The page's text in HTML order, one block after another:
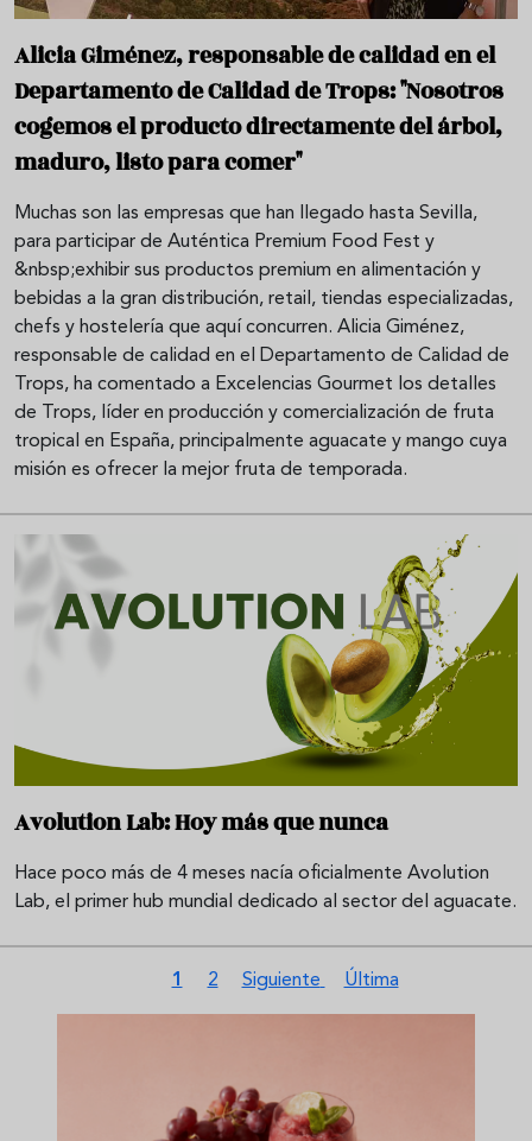
Alicia Giménez, responsable de calidad en el
Departamento de Calidad de Trops: "Nosotros
cogemos el producto directamente del árbol,
maduro, listo para comer"
Muchas son las empresas que han llegado hasta Sevilla,
para participar de Auténtica Premium Food Fest y
&nbsp;exhibir sus productos premium en alimentación y
bebidas a la gran distribución, retail, tiendas especializadas,
chefs y hostelería que aquí concurren. Alicia Giménez,
responsable de calidad en el Departamento de Calidad de
Trops, ha comentado a Excelencias Gourmet los detalles
de Trops, líder en producción y comercialización de fruta
tropical en España, principalmente aguacate y mango cuya
misión es ofrecer la mejor fruta de temporada.
Avolution Lab: Hoy más que nunca
Hace poco más de 4 meses nacía oficialmente Avolution
Lab, el primer hub mundial dedicado al sector del aguacate.
Página actual
1 Página
2 Siguiente página
Siguiente Última página
Última